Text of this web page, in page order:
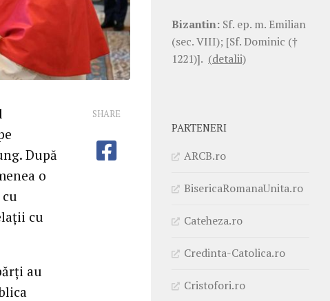
După
o
cu
au
SHARE
Bizantin: Sf. ep. m. Emilian
(sec. VIII); [Sf. Dominic (†
1221)]. (detalii)
PARTENERI
ARCB.ro
BisericaRomanaUnita.ro
Cateheza.ro
Credinta-Catolica.ro
Cristofori.ro